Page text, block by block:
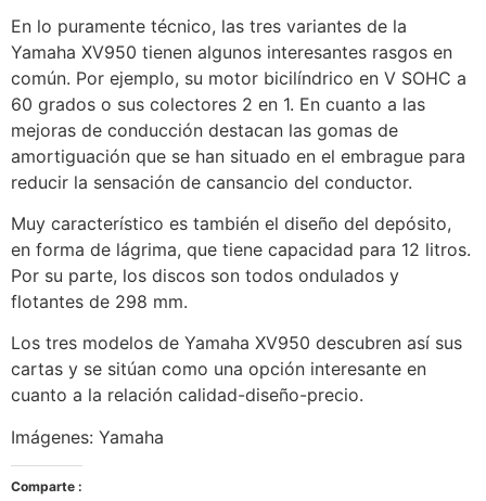
En lo puramente técnico, las tres variantes de la
Yamaha XV950 tienen algunos interesantes rasgos en
común. Por ejemplo, su motor bicilíndrico en V SOHC a
60 grados o sus colectores 2 en 1. En cuanto a las
mejoras de conducción destacan las gomas de
amortiguación que se han situado en el embrague para
reducir la sensación de cansancio del conductor.
Muy característico es también el diseño del depósito,
en forma de lágrima, que tiene capacidad para 12 litros.
Por su parte, los discos son todos ondulados y
flotantes de 298 mm.
Los tres modelos de Yamaha XV950 descubren así sus
cartas y se sitúan como una opción interesante en
cuanto a la relación calidad-diseño-precio.
Imágenes: Yamaha
Comparte :